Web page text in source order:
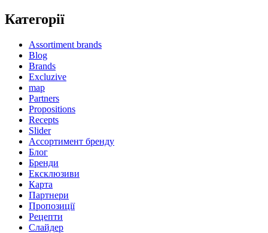
Категорії
Assortiment brands
Blog
Brands
Excluzive
map
Partners
Propositions
Recepts
Slider
Ассортимент бренду
Блог
Бренди
Ексклюзиви
Карта
Партнери
Пропозиції
Рецепти
Слайдер